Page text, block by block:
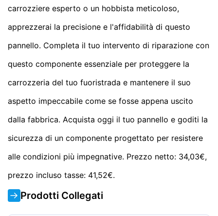
carrozziere esperto o un hobbista meticoloso,
apprezzerai la precisione e l'affidabilità di questo
pannello. Completa il tuo intervento di riparazione con
questo componente essenziale per proteggere la
carrozzeria del tuo fuoristrada e mantenere il suo
aspetto impeccabile come se fosse appena uscito
dalla fabbrica. Acquista oggi il tuo pannello e goditi la
sicurezza di un componente progettato per resistere
alle condizioni più impegnative. Prezzo netto: 34,03€,
prezzo incluso tasse: 41,52€.
Prodotti Collegati